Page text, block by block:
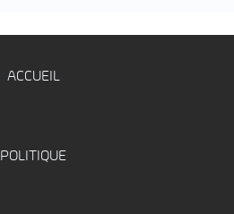
ACCUEIL
POLITIQUE